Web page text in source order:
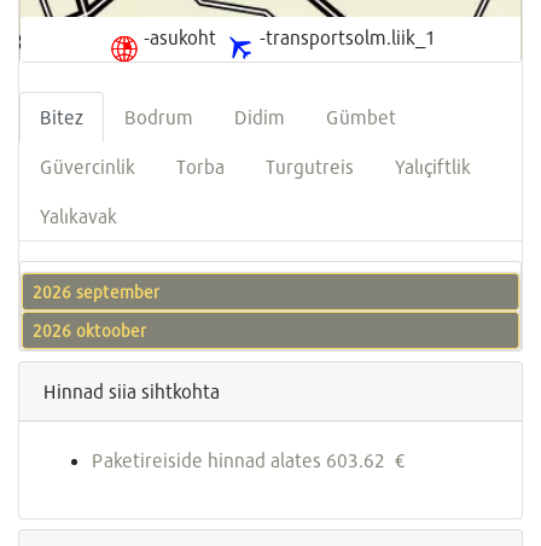
-asukoht -transportsolm.liik_1
Bitez Bodrum Didim Gümbet
Güvercinlik Torba Turgutreis Yalıçiftlik
Yalıkavak
2026 september
2026 oktoober
Hinnad siia sihtkohta
Paketireiside hinnad alates 603.62 €